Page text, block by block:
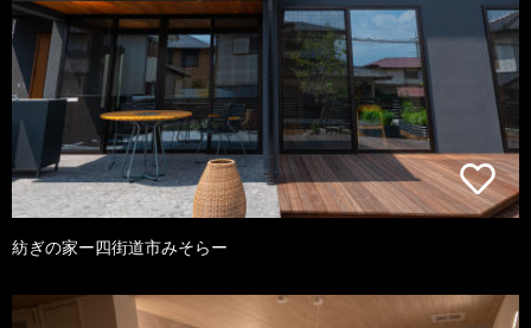
紡ぎの家ー四街道市みそらー